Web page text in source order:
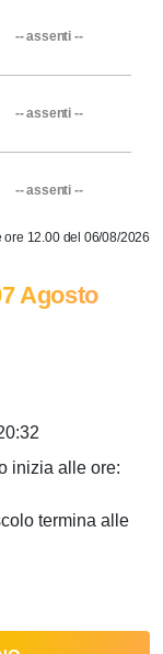
-- assenti --
-- assenti --
-- assenti --
ore 12.00 del 06/08/2026
Agosto
inizia alle ore:
termina alle